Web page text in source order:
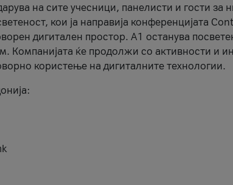
на сите учесници, панелисти и гости за
кои ја направија конференцијата
дигитален простор. А1 останува
Компанијата ќе продолжи со активности и
користење на дигиталните технологии.